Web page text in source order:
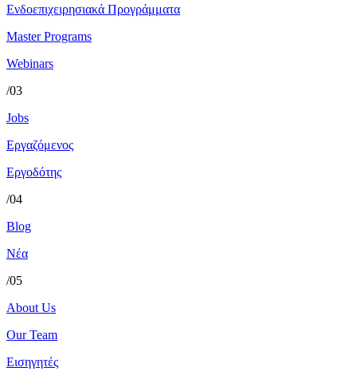
Ενδοεπιχειρησιακά Προγράμματα
Master Programs
Webinars
/03
Jobs
Εργαζόμενος
Εργοδότης
/04
Blog
Νέα
/05
About Us
Our Team
Εισηγητές